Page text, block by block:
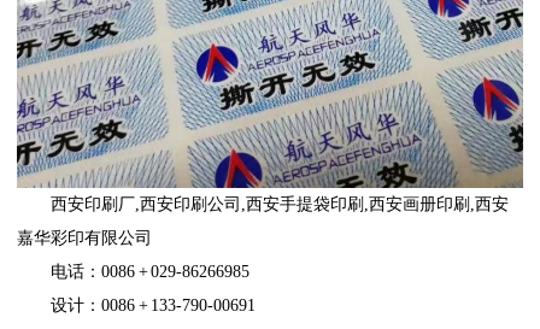
西安印刷厂,西安印刷公司 ,西安手提袋印刷 ,西安画册印刷 ,西安
嘉华彩印有限公司
电话：0086 + 029-86266985
设计：0086 + 133-790-00691